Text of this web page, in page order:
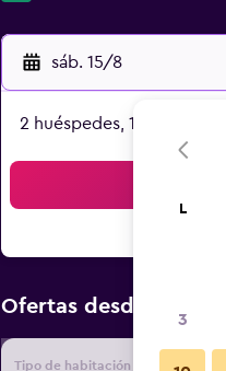
sáb. 15/8
2 huéspedes, 1 habitación
Ofertas desde
Tipo de habitación
L
3